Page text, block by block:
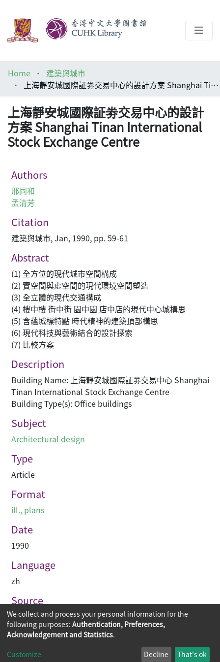
Help
Home
建築與城市
上海靜安城國際証劵交易中心的設計方案 Shanghai Tinan International Stock Exchange Centre
上海靜安城國際証劵交易中心的設計
方案 Shanghai Tinan International
Stock Exchange Centre
Authors
邢同和
孟清芳
Citation
建築與城市, Jan, 1990, pp. 59-61
Abstract
(1) 全方位的現代城市空間構成
(2) 實空間與虛空間的現代環境空間塑造
(3) 全立體的現代交通構成
(4) 樓中樓 街中街 園中園 店中店的現代中心城構思
(5) 含蘊城標特點 時代精神的建築頂部構思
(6) 現代科技與藝術結合的設計探索
(7) 比較方案
Description
Building Name: 上海靜安城國際証劵交易中心 Shanghai
Tinan International Stock Exchange Centre
Building Type(s): Office buildings
Subject
Architectural design
Type
Article
Format
ill., plans
Date
1990
Language
zh
Source
建築與城市
Copyright © 2026
The Chinese University of Hong Kong
We collect and process your personal information for the
following purposes: Authentication, Preferences,
Acknowledgement and Statistics.
Customize Decline That's ok